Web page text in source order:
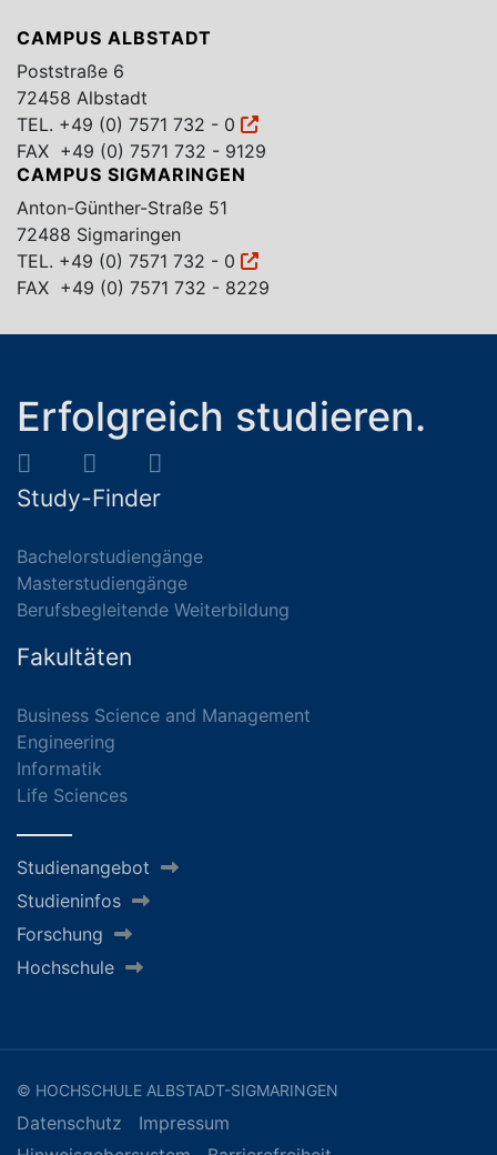
CAMPUS ALBSTADT
Poststraße 6
72458 Albstadt
TEL. +49 (0) 7571 732 - 0
FAX +49 (0) 7571 732 - 9129
CAMPUS SIGMARINGEN
Anton-Günther-Straße 51
72488 Sigmaringen
TEL. +49 (0) 7571 732 - 0
FAX +49 (0) 7571 732 - 8229
Erfolgreich studieren.
Study-Finder
Bachelorstudiengänge
Masterstudiengänge
Berufsbegleitende Weiterbildung
Fakultäten
Business Science and Management
Engineering
Informatik
Life Sciences
Studienangebot
Studieninfos
Forschung
Hochschule
© HOCHSCHULE ALBSTADT-SIGMARINGEN
Datenschutz
Impressum